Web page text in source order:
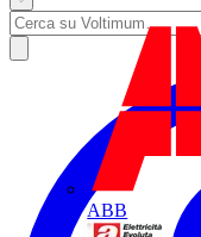
ABB